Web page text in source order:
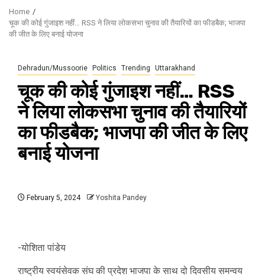
Home
चूक की कोई गुंजाइश नहीं… RSS ने लिया लोकसभा चुनाव की तैयारियों का फीडबैक; भाजपा
की जीत के लिए बनाई योजना
Dehradun/Mussoorie Politics Trending Uttarakhand
चूक की कोई गुंजाइश नहीं… RSS
ने लिया लोकसभा चुनाव की तैयारियों
का फीडबैक; भाजपा की जीत के लिए
बनाई योजना
February 5, 2024 Yoshita Pandey
-योशिता पांडेय
राष्ट्रीय स्वयंसेवक संघ की प्रदेश भाजपा के साथ दो दिवसीय समन्वय